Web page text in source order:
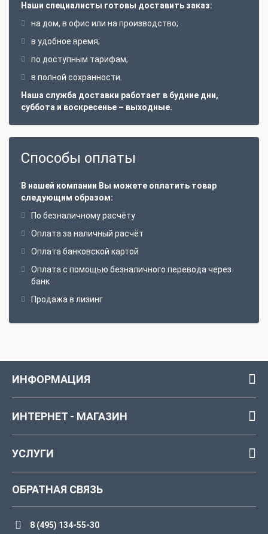
Наши специалисты готовы доставить заказ:
на дом, в офис или на производство;
в удобное время;
по доступным тарифам;
в полной сохранности.
Наша служба доставки работает в будние дни,
суббота и воскресенье – выходные.
Способы оплаты
В нашей компании Вы можете оплатить товар
следующим образом:
По безналичному расчёту
Оплата за наличный расчёт
Оплата банковской картой
Оплата с помощью безналичного перевода через
банк
Продажа в лизинг
ИНФОРМАЦИЯ
ИНТЕРНЕТ - МАГАЗИН
УСЛУГИ
ОБРАТНАЯ СВЯЗЬ
8 (495) 134-55-30